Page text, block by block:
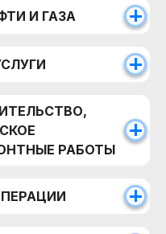
И ГАЗА
РАБОТЫ